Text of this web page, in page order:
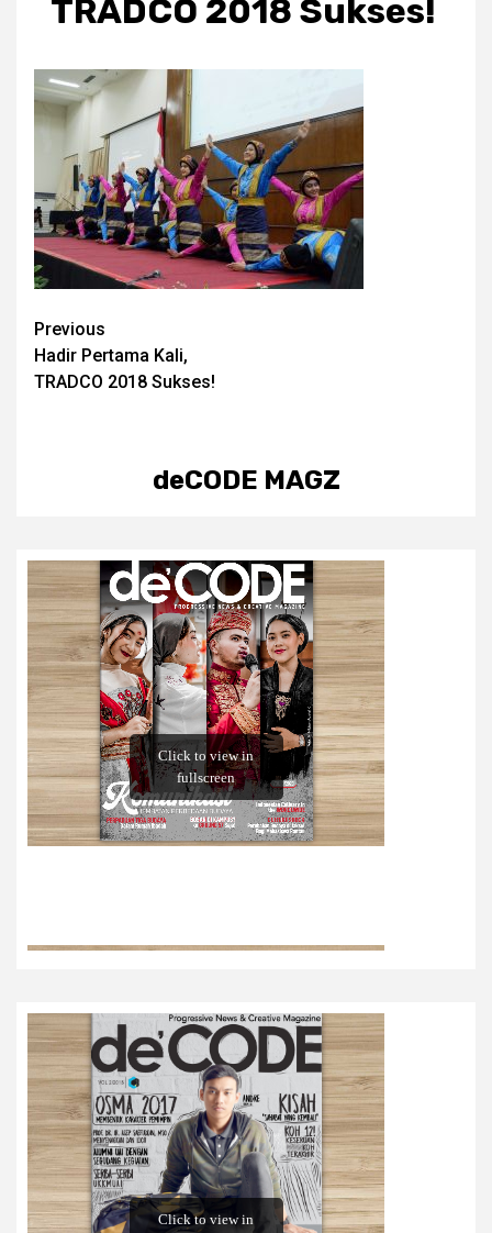
TRADCO 2018 Sukses!
Post
navigation
Previous
Hadir Pertama Kali,
TRADCO 2018 Sukses!
deCODE MAGZ